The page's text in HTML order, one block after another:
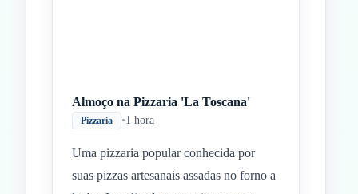
Almoço na Pizzaria 'La Toscana'
Pizzaria •1 hora
Uma pizzaria popular conhecida por
suas pizzas artesanais assadas no forno a